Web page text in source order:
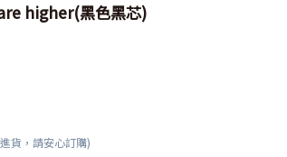
higher(黑色黑芯)
貨，請安心訂購)